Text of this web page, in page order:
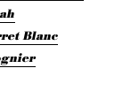
Blanc